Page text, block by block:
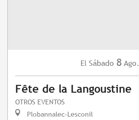
El Sábado 8 Ago.
Fête de la Langoustine
OTROS EVENTOS
Plobannalec-Lesconil